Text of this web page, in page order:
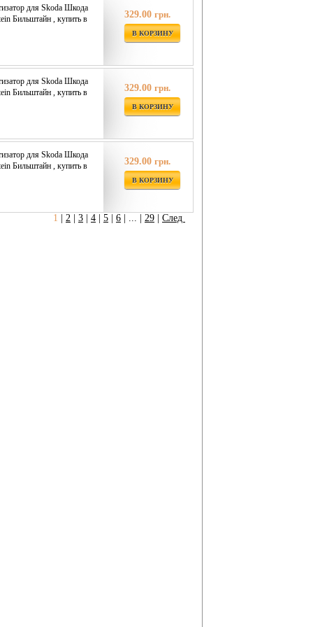
для Skoda Шкода
Бильштайн , купить в
329.00 грн.
В КОРЗИНУ
для Skoda Шкода
Бильштайн , купить в
329.00 грн.
В КОРЗИНУ
для Skoda Шкода
Бильштайн , купить в
329.00 грн.
В КОРЗИНУ
1 2 3 4 5 6 ... | 29 След